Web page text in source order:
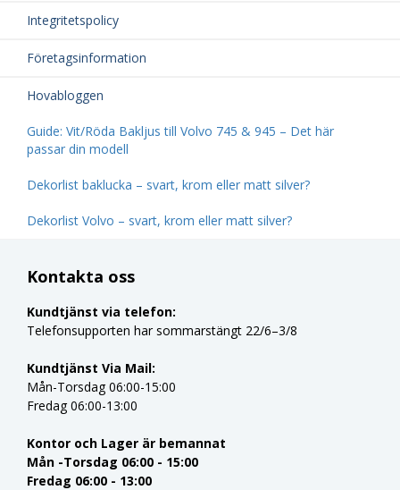
Integritetspolicy
Företagsinformation
Hovabloggen
Guide: Vit/Röda Bakljus till Volvo 745 & 945 – Det här
passar din modell
Dekorlist baklucka – svart, krom eller matt silver?
Dekorlist Volvo – svart, krom eller matt silver?
Kontakta oss
Kundtjänst via telefon:
Telefonsupporten har sommarstängt 22/6–3/8
Kundtjänst Via Mail:
Mån-Torsdag 06:00-15:00
Fredag 06:00-13:00
Kontor och Lager är bemannat
Mån -Torsdag 06:00 - 15:00
Fredag 06:00 - 13:00